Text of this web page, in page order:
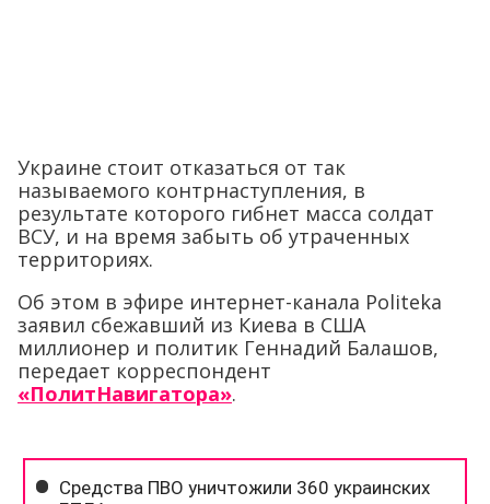
Украине стоит отказаться от так
называемого контрнаступления, в
результате которого гибнет масса солдат
ВСУ, и на время забыть об утраченных
территориях.
Об этом в эфире интернет-канала Politeka
заявил сбежавший из Киева в США
миллионер и политик Геннадий Балашов,
передает корреспондент
«ПолитНавигатора».